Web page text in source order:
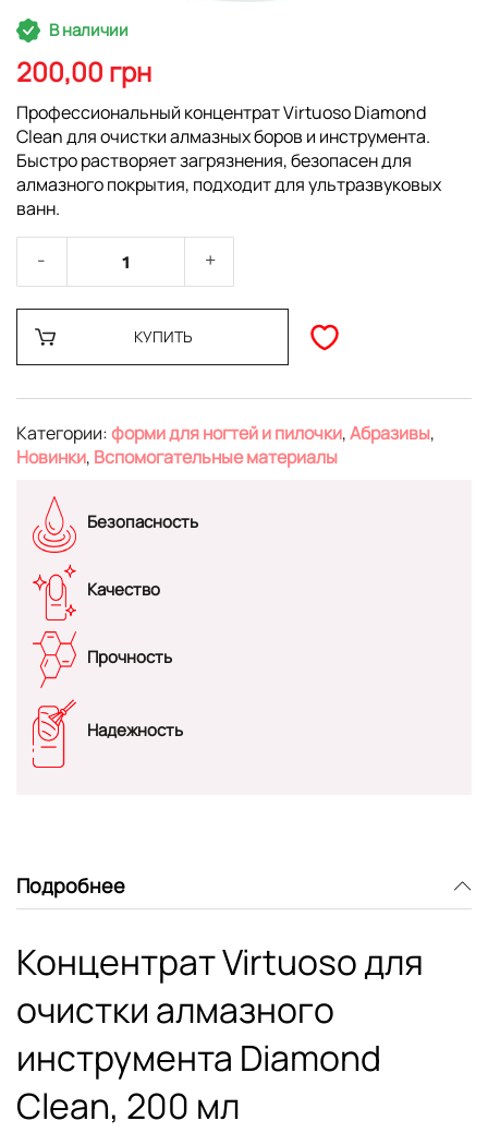
Перейти
к
началу
галереи
изображений
В наличии
200,00 грн
Профессиональный концентрат Virtuoso Diamond
Clean для очистки алмазных боров и инструмента.
Быстро растворяет загрязнения, безопасен для
алмазного покрытия, подходит для ультразвуковых
ванн.
КУПИТЬ
Категории:форми для ногтей и пилочки,Абразивы,
Новинки, Вспомогательные материалы
Безопасность
Качество
Прочность
Надежность
Подробнее
Концентрат Virtuoso для
очистки алмазного
инструмента Diamond
Clean, 200 мл